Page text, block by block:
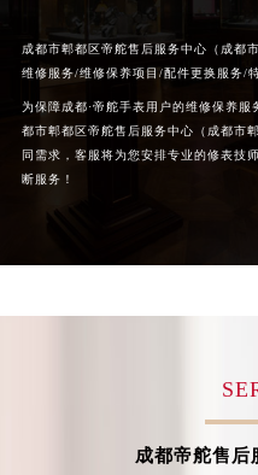
成都市郫都区帝舵售后服务中心（成都
维修服务/维修保养项目/配件更换服务/
为保障成都·帝舵手表用户的维修保养
都市郫都区帝舵售后服务中心（成都市
同需求，客服将为您安排专业的修表技
断服务！
成都帝舵售后